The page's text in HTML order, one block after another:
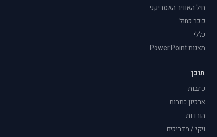
חיל האוויר האמריקני
כוכב כחול
כללי
מצגות Power Point
תוכן
כתבות
ארכיון כתבות
הורדות
ויקי / מדריכים